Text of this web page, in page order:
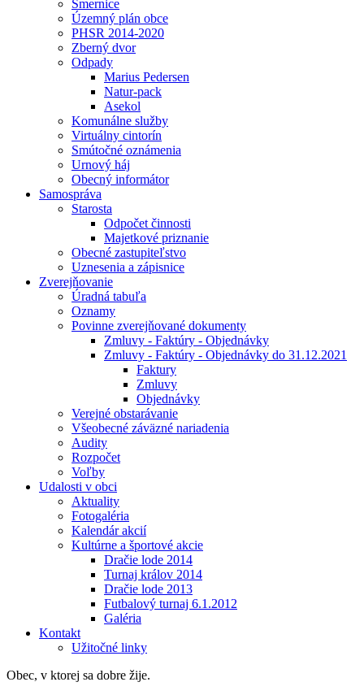
Smernice
Územný plán obce
PHSR 2014-2020
Zberný dvor
Odpady
Marius Pedersen
Natur-pack
Asekol
Komunálne služby
Virtuálny cintorín
Smútočné oznámenia
Urnový háj
Obecný informátor
Samospráva
Starosta
Odpočet činnosti
Majetkové priznanie
Obecné zastupiteľstvo
Uznesenia a zápisnice
Zverejňovanie
Úradná tabuľa
Oznamy
Povinne zverejňované dokumenty
Zmluvy - Faktúry - Objednávky
Zmluvy - Faktúry - Objednávky do 31.12.2021
Faktury
Zmluvy
Objednávky
Verejné obstarávanie
Všeobecné záväzné nariadenia
Audity
Rozpočet
Voľby
Udalosti v obci
Aktuality
Fotogaléria
Kalendár akcií
Kultúrne a športové akcie
Dračie lode 2014
Turnaj králov 2014
Dračie lode 2013
Futbalový turnaj 6.1.2012
Galéria
Kontakt
Užitočné linky
Obec, v ktorej sa dobre žije.